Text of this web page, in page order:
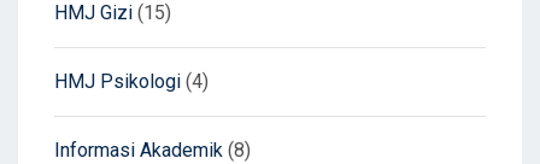
HMJ Gizi (15)
HMJ Psikologi (4)
Informasi Akademik (8)